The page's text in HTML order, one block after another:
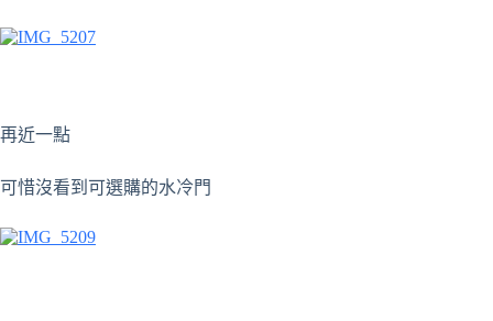
再近一點
可惜沒看到可選購的水冷門